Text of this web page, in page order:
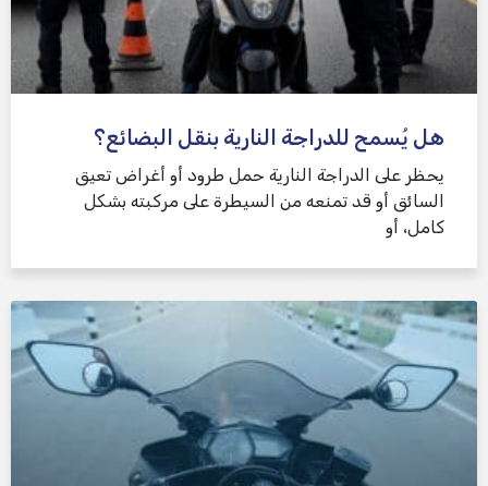
هل يُسمح للدراجة النارية بنقل البضائع؟
يحظر على الدراجة النارية حمل طرود أو أغراض تعيق
السائق أو قد تمنعه من السيطرة على مركبته بشكل
كامل، أو